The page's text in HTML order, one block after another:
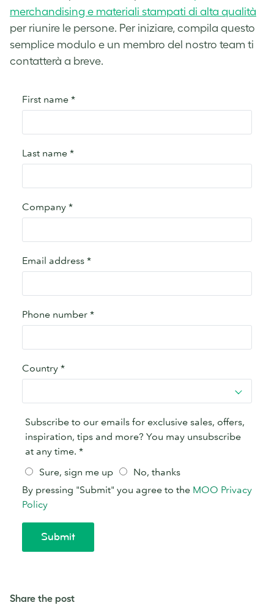
merchandising e materiali stampati di alta qualità
per riunire le persone. Per iniziare, compila questo
semplice modulo e un membro del nostro team ti
contatterà a breve.
Share the post